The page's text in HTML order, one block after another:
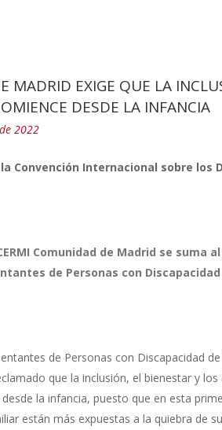
MADRID EXIGE QUE LA
DESDE LA INFANCIA
2022
Convención Internacional sobre los
Comunidad de Madrid se suma
de Personas con Discapacidad
de Personas con Discapacidad
que la inclusión, el bienestar y
la infancia, puesto que en esta
están más expuestas a la quiebra de